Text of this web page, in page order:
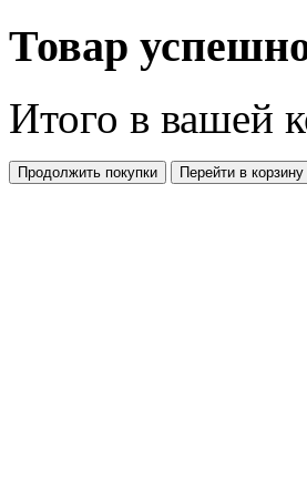
Товар
Итого в вашей
Продолжить покупки Перейти в корзину